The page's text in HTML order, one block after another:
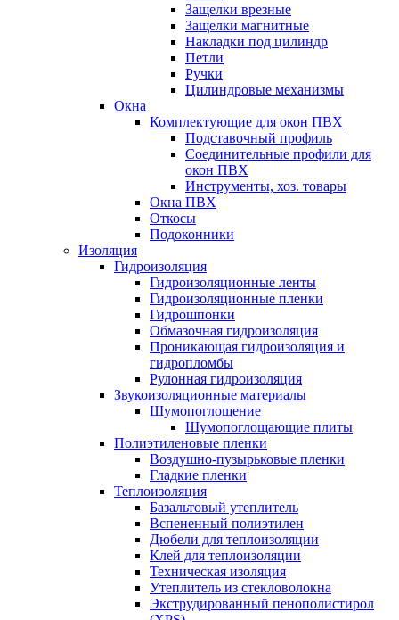
Защелки врезные
Защелки магнитные
Накладки под цилиндр
Петли
Ручки
Цилиндровые механизмы
Окна
Комплектующие для окон ПВХ
Подставочный профиль
Соединительные профили для
окон ПВХ
Инструменты, хоз. товары
Окна ПВХ
Откосы
Подоконники
Изоляция
Гидроизоляция
Гидроизоляционные ленты
Гидроизоляционные пленки
Гидрошпонки
Обмазочная гидроизоляция
Проникающая гидроизоляция и
гидропломбы
Рулонная гидроизоляция
Звукоизоляционные материалы
Шумопоглощение
Шумопоглощающие плиты
Полиэтиленовые пленки
Воздушно-пузырьковые пленки
Гладкие пленки
Теплоизоляция
Базальтовый утеплитель
Вспененный полиэтилен
Дюбели для теплоизоляции
Клей для теплоизоляции
Техническая изоляция
Утеплитель из стекловолокна
Экструдированный пенополистирол